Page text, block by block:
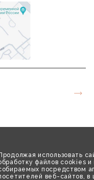
использовать
файлов cookies и
посредством
веб-сайтов, в